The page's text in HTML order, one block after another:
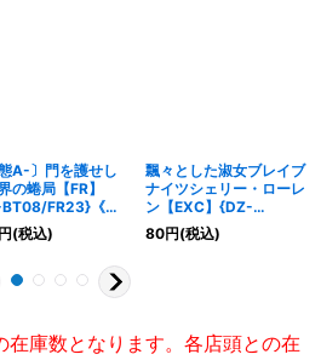
態A-〕門を護せし
の蜷局【FR】
FR23}《ブ
ゲート》
円(税込)
飄々とした淑女ブレイブ
ナイツシェリー・ローレ
ン【EXC】{DZ-
BT09/EX21}《ブラント
ゲート》
80円(税込)
庫数となります。各店頭との在